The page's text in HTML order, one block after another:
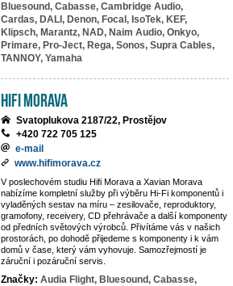
Bluesound, Cabasse, Cambridge Audio,
Cardas, DALI, Denon, Focal, IsoTek, KEF,
Klipsch, Marantz, NAD, Naim Audio, Onkyo,
Primare, Pro-Ject, Rega, Sonos, Supra Cables,
TANNOY, Yamaha
Hifi Morava
Svatoplukova 2187/22, Prostějov
+420 722 705 125
e-mail
www.hifimorava.cz
V poslechovém studiu Hifi Morava a Xavian Morava
nabízíme kompletní služby při výběru Hi-Fi komponentů i
vyladěných sestav na míru – zesilovače, reproduktory,
gramofony, receivery, CD přehrávače a další komponenty
od předních světových výrobců. Přivítáme vás v našich
prostorách, po dohodě přijedeme s komponenty i k vám
domů v čase, který vám vyhovuje. Samozřejmostí je
záruční i pozáruční servis.
Značky: Audia Flight, Bluesound, Cabasse,